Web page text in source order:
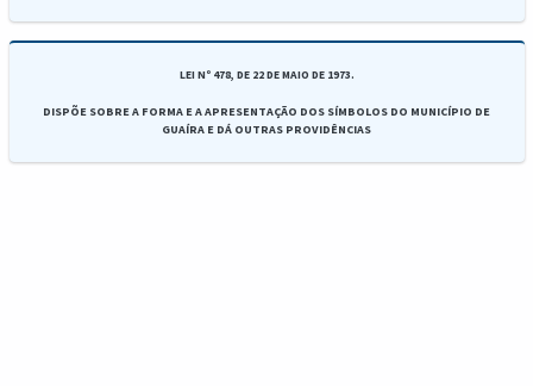
LEI Nº 478, DE 22 DE MAIO DE 1973.
DISPÕE SOBRE A FORMA E A APRESENTAÇÃO DOS SÍMBOLOS DO MUNICÍPIO DE
GUAÍRA E DÁ OUTRAS PROVIDÊNCIAS